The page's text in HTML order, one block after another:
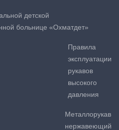
детской
больнице «Охматдет»
Правила
эксплуатации
рукавов
высокого
давления
Металлорукав
нержавеющий